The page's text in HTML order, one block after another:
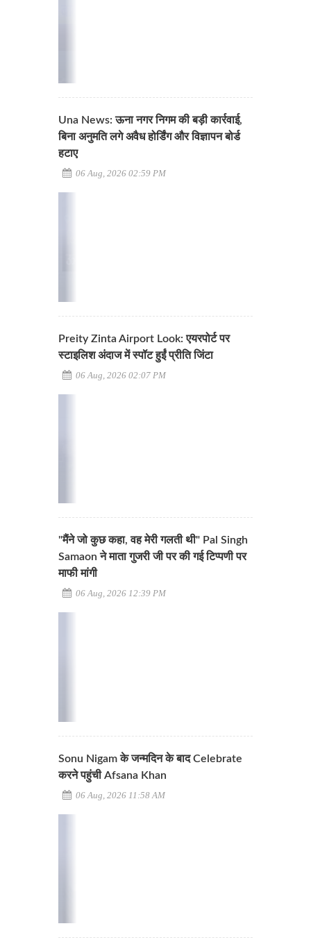
Una News: ऊना नगर निगम की बड़ी कार्रवाई,
बिना अनुमति लगे अवैध होर्डिंग और विज्ञापन बोर्ड
हटाए
06 Aug, 2026 02:59 PM
Preity Zinta Airport Look: एयरपोर्ट पर
स्टाइलिश अंदाज में स्पॉट हुईं प्रीति जिंटा
06 Aug, 2026 02:07 PM
"मैंने जो कुछ कहा, वह मेरी गलती थी" Pal Singh
Samaon ने माता गुजरी जी पर की गई टिप्पणी पर
माफी मांगी
06 Aug, 2026 12:39 PM
Sonu Nigam के जन्मदिन के बाद Celebrate
करने पहुंची Afsana Khan
06 Aug, 2026 11:58 AM